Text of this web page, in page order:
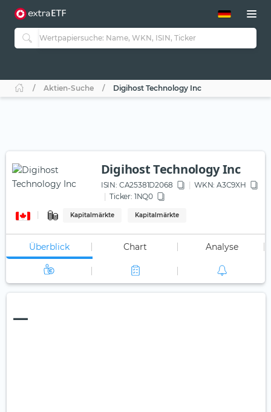
ETF-Guide 2.0
Guide Aktive ETFs
ETF-Sparpläne
Aktien-Suche Digihost Technology Inc
Digihost Technology Inc
ISIN: CA25381D2068 WKN: A3C9XH
Ticker: 1NQ0
Kapitalmärkte Kapitalmärkte
Überblick Chart Analyse
—